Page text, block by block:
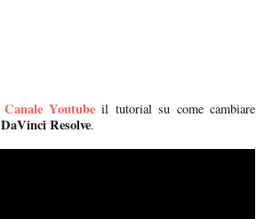
Canale Youtube il tutorial su come cambiare
DaVinci Resolve.